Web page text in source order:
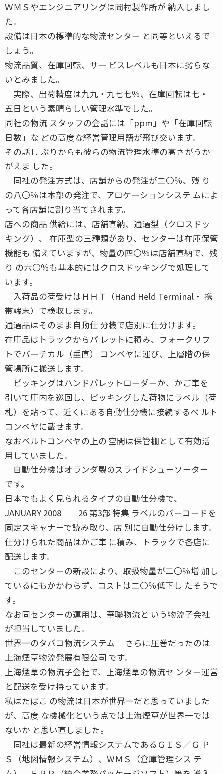
ＷＭＳやエンジニアリングは岡村製作所が 納入しまし
た。
設備は日本の標準的な物流センター と同等といえるで
しょう。
物流品質、在庫回転、サー ビスレベルも日本に劣らな
いとみました。
実際、出荷精度は九九・九七七％、在庫回転は七・
五日という素晴らしい管理水準でした。
同社の物流 スタッフの会話には「ppm」や「在庫回転
日数」な どの高度な経営管理用語が飛び交います。
その話し ぶりからも彼らの物流管理水準の高さがうか
がえま した。
同社の発注方式は、店舗からの発注が二〇％、残 り
の八〇％は本部の発注で、アロケーションシステ ムによ
って各店舗に割り当てされます。
店への商品 供給には、店舗直納、通過型（クロスドッ
キング）、 在庫型の三種類があり、センターは在庫保管
機能も 備えていますが、物量の四〇％は店舗直納で、残
り の六〇％も基本的にはクロスドッキングで処理して
います。
入荷品の荷受けはＨＨＴ（Hand Held Terminal・ 携
帯端末）で検収します。
通過品はそのまま自動仕 分機で店別に仕分けます。
在庫品はトラックからパ レットに積み、フォークリフ
トでバーチカル（垂直） コンベヤに運び、上層階の保
管場所に搬送します。
ピッキングはハンドパレットローダーか、かご車を
引いて庫内を巡回し、ピッキングした荷物にラベル（荷
札）を貼って、近くにある自動仕分機に接続するベ ルト
コンベヤに載せます。
なおベルトコンベヤの上の 空間は保管棚として有効活
用していました。
自動仕分機はオランダ製のスライドシューソーター
です。
日本でもよく見られるタイプの自動仕分機で、
JANUARY 2008 26 第3部 特集 ラベルのバーコードを
固定スキャナーで読み取り、店 別に自動仕分けします。
仕分けられた商品はかご車 に積み、トラックで各店に
配送します。
このセンターの新設により、取扱物量が二〇％増 加し
ているにもかかわらず、コストは二〇％低下し たそうで
す。
なお同センターの運用は、華聯物流と いう物流子会社
が担当していました。
世界一のタバコ物流システム さらに圧巻だったのは
上海煙草物流発展有限公司 です。
上海煙草の物流子会社で、上海煙草の物流セ ンター運営
と配送を受け持っています。
私はたばこ の物流は日本が世界一だと思っていました
が、高度 な機械化という点では上海煙草が世界一では
ないか と思い直しました。
同社は最新の経営情報システムであるＧＩＳ／Ｇ Ｐ
Ｓ（地図情報システム）、ＷＭＳ（倉庫管理シス テ